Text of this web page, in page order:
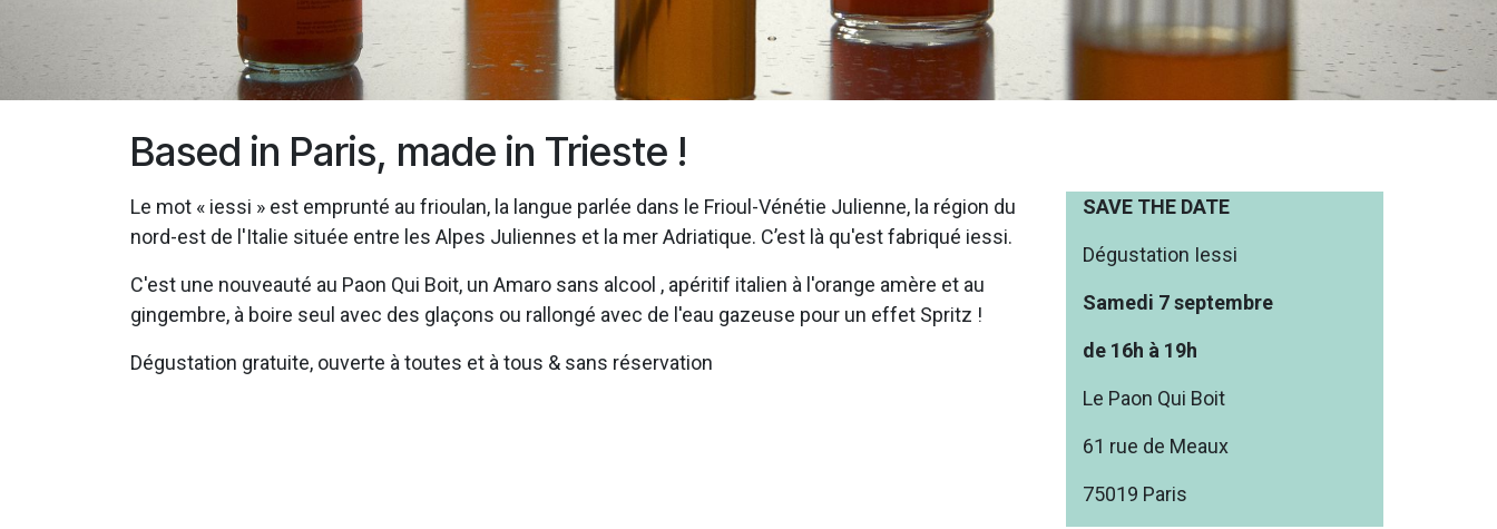
Based in Paris, made in Trieste !
Le mot « iessi » est emprunté au frioulan, la langue parlée dans le Frioul-Vénétie Julienne, la région du
nord-est de l'Italie située entre les Alpes Juliennes et la mer Adriatique. C’est là qu'est fabriqué iessi.
C'est une nouveauté au Paon Qui Boit, un Amaro sans alcool , apéritif italien à l'orange amère et au
gingembre, à boire seul avec des glaçons ou rallongé avec de l'eau gazeuse pour un effet Spritz !
Dégustation gratuite, ouverte à toutes et à tous & sans réservation
SAVE THE DATE
Dégustation Iessi
Samedi 7 septembre
de 16h à 19h
Le Paon Qui Boit
61 rue de Meaux
75019 Paris